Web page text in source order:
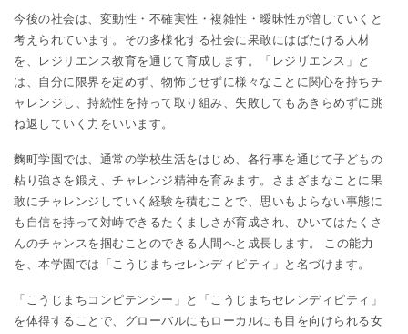
今後の社会は、変動性・不確実性・複雑性・曖昧性が増していくと
考えられています。その多様化する社会に果敢にはばたける人材
を、レジリエンス教育を通じて育成します。「レジリエンス」と
は、自分に限界を定めず、物怖じせずに様々なことに関心を持ちチ
ャレンジし、持続性を持って取り組み、失敗してもあきらめずに跳
ね返していく力をいいます。
麴町学園では、通常の学校生活をはじめ、各行事を通じて子どもの
粘り強さを鍛え、チャレンジ精神を育みます。さまざまなことに果
敢にチャレンジしていく経験を積むことで、思いもよらない事態に
も自信を持って対峙できるたくましさが育成され、ひいてはたくさ
んのチャンスを掴むことのできる人間へと成長します。 この能力
を、本学園では「こうじまちセレンディピティ」と名づけます。
「こうじまちコンピテンシー」と「こうじまちセレンディピティ」
を体得することで、グローバルにもローカルにも目を向けられる女